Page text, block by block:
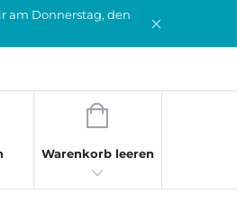
am Donnerstag, den
WARENKORB
Warenkorb leeren